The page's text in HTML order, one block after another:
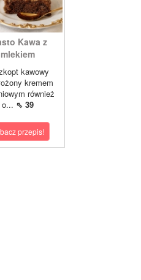
Kawa z
mlekiem
kawowy
kremem
również
o... ⇖ 39
przepis!